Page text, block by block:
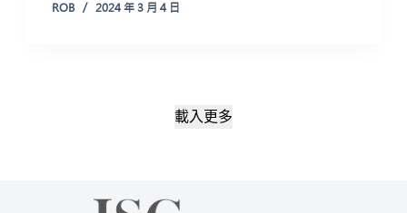
ROB 2024 年 3 月 4 日
載入更多